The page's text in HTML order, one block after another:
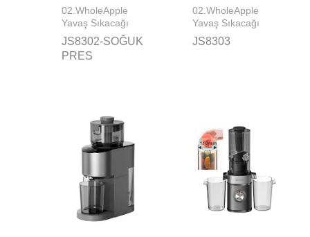
02.WholeApple
Yavaş Sıkacağı
JS8302-SOĞUK
PRES
02.WholeApple
Yavaş Sıkacağı
JS8303